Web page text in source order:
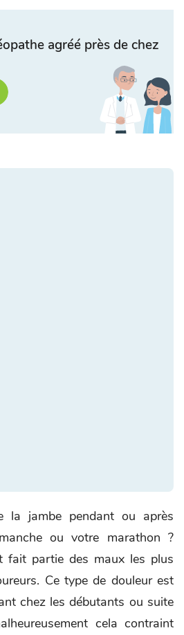
agréé près de chez
la jambe pendant ou après
ou votre marathon ?
fait partie des maux les plus
Ce type de douleur est
chez les débutants ou suite
cela contraint